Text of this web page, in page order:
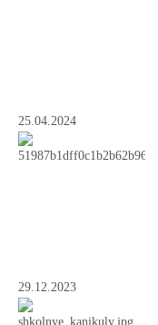
25.04.2024
29.12.2023